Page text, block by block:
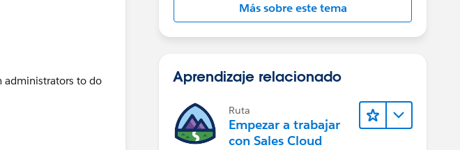
administrators to do
Más sobre este tema
Aprendizaje relacionado
Ruta
Empezar a trabajar
con Sales Cloud